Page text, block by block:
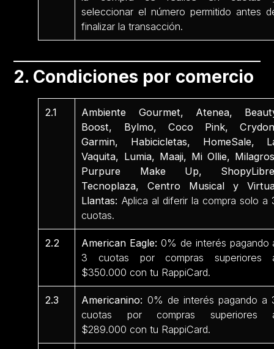
seleccionar el número permitido antes
finalizar la transacción.
2. Condiciones por comercio
2.1
Ambiente Gourmet, Atenea,
Boost, Bylmo, Coco Pink,
Garmin, Habicicletas, HomeSale,
Vaquita, Lumia, Maaji, Mi Ollie,
Purpure Make Up,
Tecnoplaza, Centro Musical y
Llantas: Aplica al diferir la compra solo a
cuotas.
2.2 American Eagle:0% de interés pagando
3 cuotas por compras superiores
$350.000 con tu RappiCard.
2.3 Americanino: 0% de interés pagando a
cuotas por compras superiores
$289.000 con tu RappiCard.